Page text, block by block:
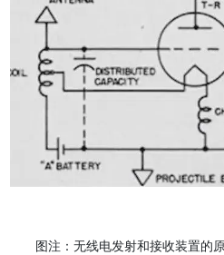
图注：无线电发射和接收装置的